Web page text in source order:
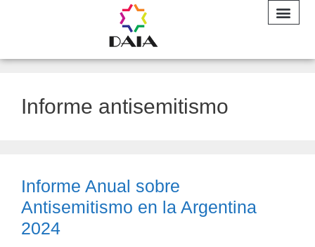
Informe antisemitismo
Informe Anual sobre
Antisemitismo en la Argentina
2024